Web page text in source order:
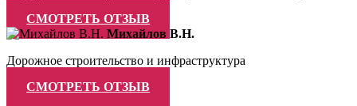
СМОТРЕТЬ ОТЗЫВ
Михайлов В.Н.
Дорожное строительство и инфраструктура
СМОТРЕТЬ ОТЗЫВ